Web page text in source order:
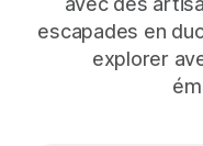
escapades en
explorer